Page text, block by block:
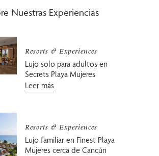
Nuestras Experiencias
Resorts & Experiences
Lujo solo para adultos en
Secrets Playa Mujeres
Leer más
Resorts & Experiences
Lujo familiar en Finest Playa
Mujeres cerca de Cancún